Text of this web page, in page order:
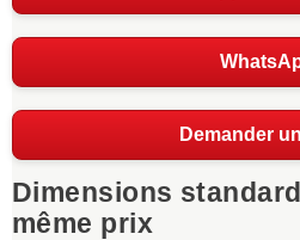
Demander
Dimensions
même prix